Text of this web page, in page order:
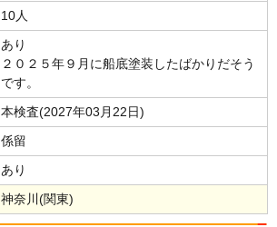
10人
あり
２０２５年９月に船底塗装したばかりだそう
です。
本検査(2027年03月22日)
係留
あり
神奈川(関東)